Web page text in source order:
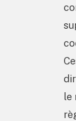
le